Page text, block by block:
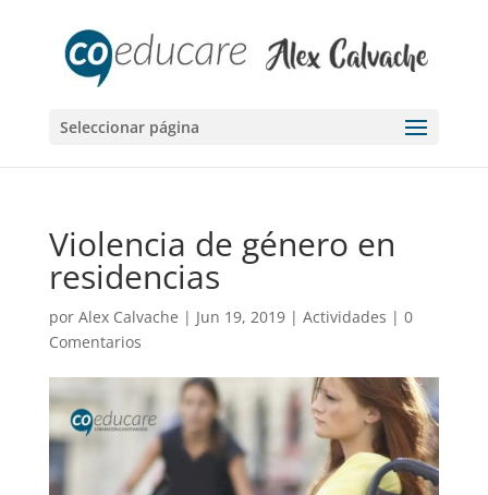
Seleccionar página
Violencia de género en
residencias
por Alex Calvache | Jun 19, 2019| Actividades | 0
Comentarios